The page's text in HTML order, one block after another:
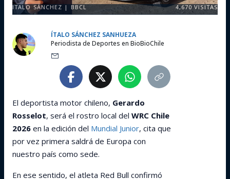
ITALO SÁNCHEZ | BBCL 4,670 VISITAS
ÍTALO SÁNCHEZ SANHUEZA
Periodista de Deportes en BioBioChile
El deportista motor chileno, Gerardo
Rosselot, será el rostro local del WRC Chile
2026 en la edición del Mundial Junior, cita que
por vez primera saldrá de Europa con
nuestro país como sede.
En ese sentido, el atleta Red Bull confirmó